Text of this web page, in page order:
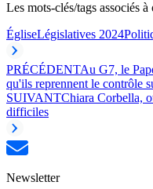
Les mots-clés/tags associés à
ÉgliseLégislatives 2024
PRÉCÉDENTAu G7, le
qu'ils reprennent le contrôle
SUIVANTChiara Corbella,
difficiles
Newsletter